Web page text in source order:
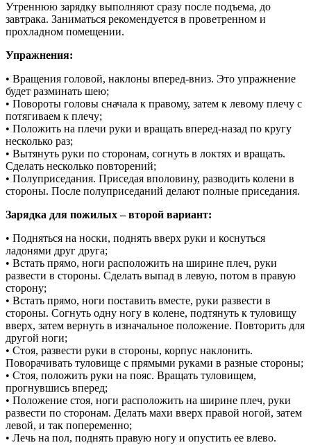
Утреннюю зарядку выполняют сразу после подъема, до
завтрака. Заниматься рекомендуется в проветренном и
прохладном помещении.
Упражнения:
• Вращения головой, наклоны вперед-вниз. Это упражнение
будет разминать шею;
• Повороты головы сначала к правому, затем к левому плечу с
потягиваем к плечу;
• Положить на плечи руки и вращать вперед-назад по кругу
несколько раз;
• Вытянуть руки по сторонам, согнуть в локтях и вращать.
Сделать несколько повторений;
• Полуприседания. Приседая вполовину, разводить колени в
стороны. После полуприседаний делают полные приседания.
Зарядка для пожилых – второй вариант:
• Подняться на носки, поднять вверх руки и коснуться
ладонями друг друга;
• Встать прямо, ноги расположить на ширине плеч, руки
развести в стороны. Сделать выпад в левую, потом в правую
сторону;
• Встать прямо, ноги поставить вместе, руки развести в
стороны. Согнуть одну ногу в колене, подтянуть к туловищу
вверх, затем вернуть в изначальное положение. Повторить для
другой ноги;
• Стоя, развести руки в стороны, корпус наклонить.
Поворачивать туловище с прямыми руками в разные стороны;
• Стоя, положить руки на пояс. Вращать туловищем,
прогнувшись вперед;
• Положение стоя, ноги расположить на ширине плеч, руки
развести по сторонам. Делать махи вверх правой ногой, затем
левой, и так попеременно;
• Лечь на пол, поднять правую ногу и опустить ее влево.